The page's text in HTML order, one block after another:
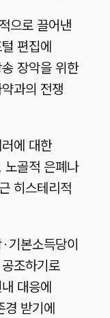
으로 끌어낸
편집에
장악을 위한
과의 전쟁
에 대한
노골적 은폐나
히스테리적
기본소득당이
조하기로
대응에
경 받기에